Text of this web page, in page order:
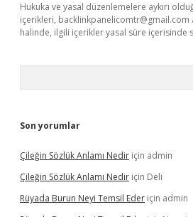
Hukuka ve yasal düzenlemelere aykırı
içerikleri, backlinkpanelicomtr@gmail.com
halinde, ilgili içerikler yasal süre içerisinde
Son yorumlar
Çileğin Sözlük Anlamı Nedir için admin
Çileğin Sözlük Anlamı Nedir için Deli
Rüyada Burun Neyi Temsil Eder için admin